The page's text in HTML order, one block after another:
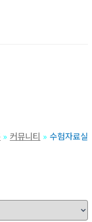
커뮤니티 수험자료실